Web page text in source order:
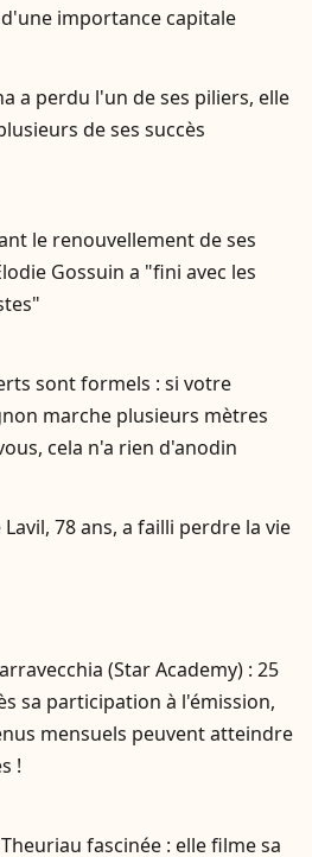
importance capitale
a perdu l'un de ses piliers, elle
de ses succès
le renouvellement de ses
Gossuin a "fini avec les
sont formels : si votre
marche plusieurs mètres
cela n'a rien d'anodin
78 ans, a failli perdre la vie
(Star Academy) : 25
sa participation à l'émission,
mensuels peuvent atteindre
!
fascinée : elle filme sa